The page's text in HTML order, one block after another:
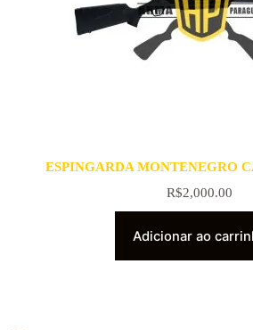
ESPINGARDA MONTENEGRO
R$2,000.00
Adicionar ao